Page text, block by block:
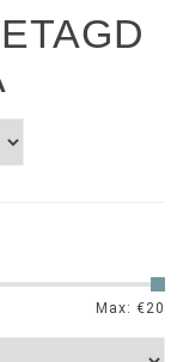
Max: €20